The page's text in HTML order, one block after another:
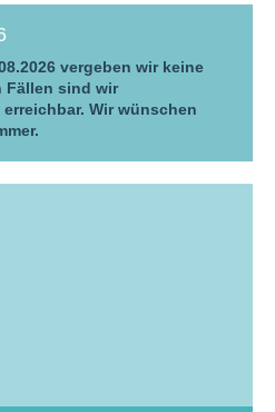
vergeben wir keine
Fällen sind wir
Wir wünschen